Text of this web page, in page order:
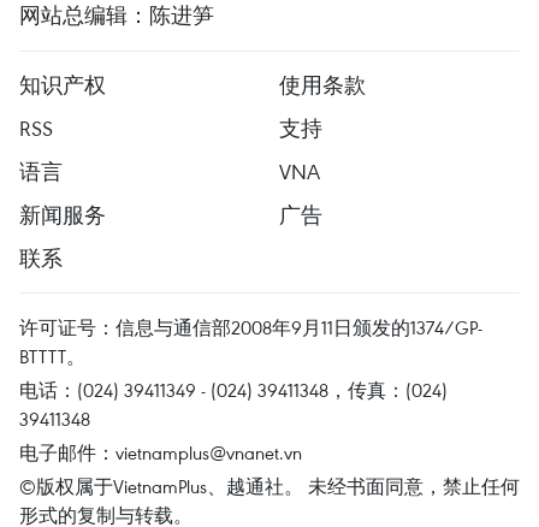
网站总编辑：陈进笋
知识产权
使用条款
RSS
支持
语言
VNA
新闻服务
广告
联系
许可证号：信息与通信部2008年9月11日颁发的1374/GP-
BTTTT。
电话：(024) 39411349 - (024) 39411348，传真：(024)
39411348
电子邮件： vietnamplus@vnanet.vn
©版权属于VietnamPlus、越通社。 未经书面同意，禁止任何
形式的复制与转载。